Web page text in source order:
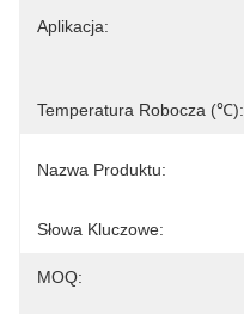
Aplikacja:
Temperatura Robocza (℃):
Nazwa Produktu:
Słowa Kluczowe:
MOQ: